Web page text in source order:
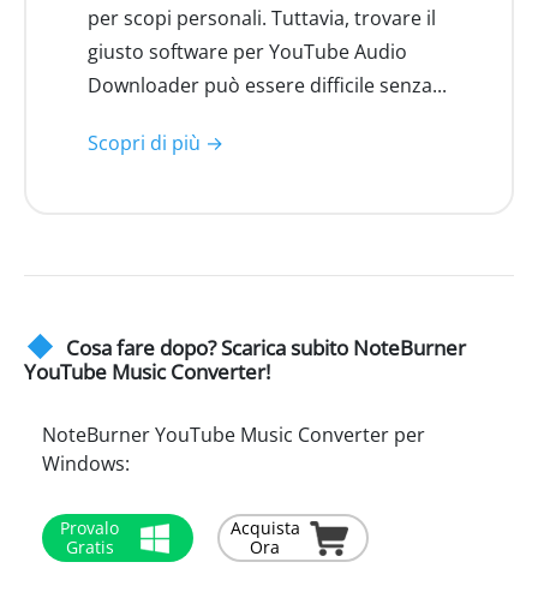
per scopi personali. Tuttavia, trovare il
giusto software per YouTube Audio
Downloader può essere difficile senza...
Scopri di più →
Cosa fare dopo? Scarica subito NoteBurner
YouTube Music Converter!
NoteBurner YouTube Music Converter per
Windows:
Provalo
Gratis
Acquista
Ora